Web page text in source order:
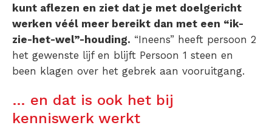
kunt aflezen en ziet dat je met doelgericht
werken véél meer bereikt dan met een “ik-
zie-het-wel”-houding. “Ineens” heeft persoon 2
het gewenste lijf en blijft Persoon 1 steen en
been klagen over het gebrek aan vooruitgang.
… en dat is ook het bij
kenniswerk werkt